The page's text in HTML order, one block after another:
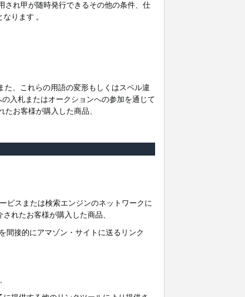
され甲が随時発行できるその他の条件、仕
ります 。
、これらの用語の変形もしくはスペル違
入札またはオークションへの参加を通じて
お客様が購入した商品、
ビスまたは検索エンジンのネットワークに
れたお客様が購入した商品、
間接的にアマゾン・サイトに送るリンク